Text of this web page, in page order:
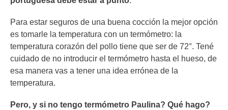
Para estar seguros de una buena cocción la mejor opción
es tomarle la temperatura con un termómetro: la
temperatura corazón del pollo tiene que ser de 72°. Tené
cuidado de no introducir el termómetro hasta el hueso, de
esa manera vas a tener una idea errónea de la
temperatura.
Pero, y si no tengo termómetro Paulina? Qué hago?